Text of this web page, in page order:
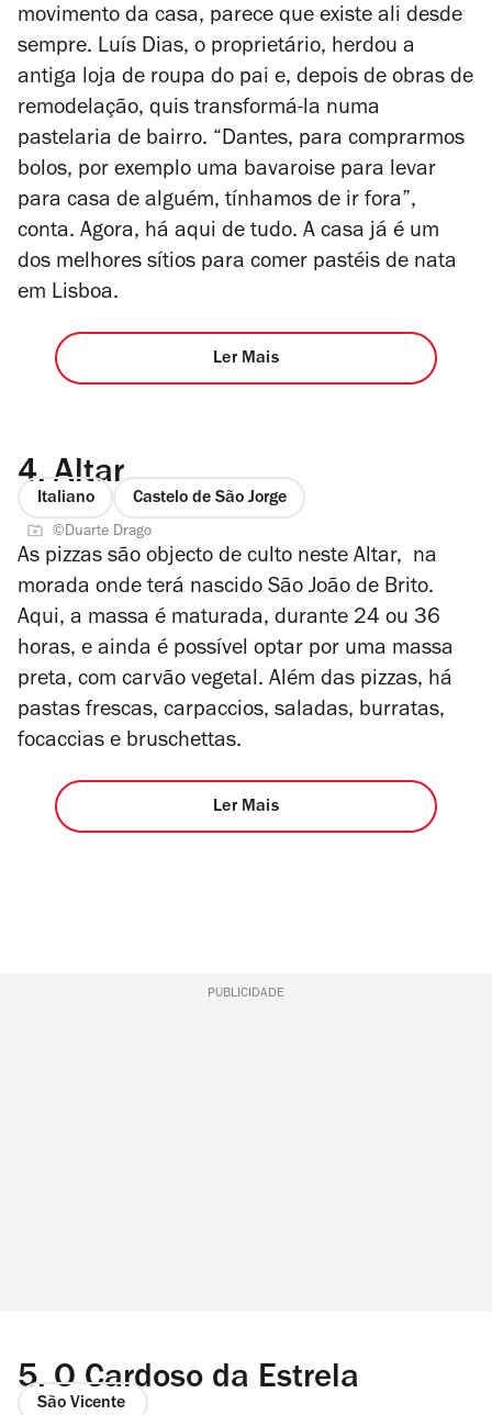
movimento da casa, parece que existe ali desde
sempre. Luís Dias, o proprietário, herdou a
antiga loja de roupa do pai e, depois de obras de
remodelação, quis transformá-la numa
pastelaria de bairro. “Dantes, para comprarmos
bolos, por exemplo uma bavaroise para levar
para casa de alguém, tínhamos de ir fora”,
conta. Agora, há aqui de tudo. A casa já é um
dos melhores sítios para comer pastéis de nata
em Lisboa.
Ler Mais
4. Altar
Italiano Castelo de São Jorge
©Duarte Drago
As pizzas são objecto de culto neste Altar, na
morada onde terá nascido São João de Brito.
Aqui, a massa é maturada, durante 24 ou 36
horas, e ainda é possível optar por uma massa
preta, com carvão vegetal. Além das pizzas, há
pastas frescas, carpaccios, saladas, burratas,
focaccias e bruschettas.
Ler Mais
PUBLICIDADE
5. O Cardoso da Estrela
São Vicente